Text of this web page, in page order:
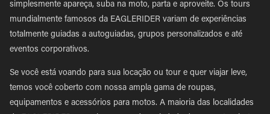
simplesmente apareça, suba na moto, parta e aproveite. Os tours
mundialmente famosos da EAGLERIDER variam de experiências
totalmente guiadas a autoguiadas, grupos personalizados e até
eventos corporativos.
Se você está voando para sua locação ou tour e quer viajar leve,
temos você coberto com nossa ampla gama de roupas,
equipamentos e acessórios para motos. A maioria das localidades